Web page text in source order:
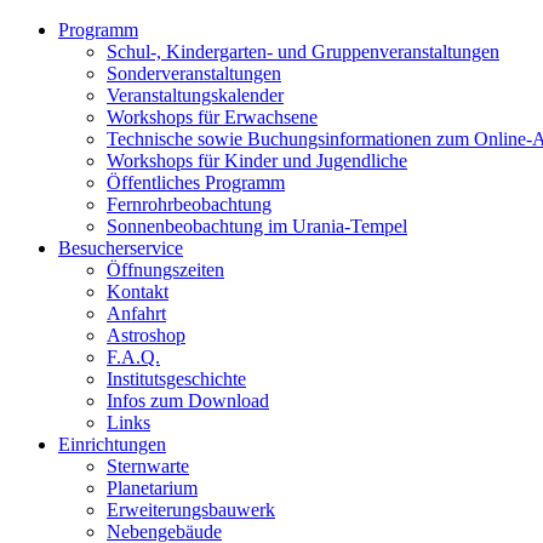
Programm
Schul-, Kindergarten- und Gruppenveranstaltungen
Sonderveranstaltungen
Veranstaltungskalender
Workshops für Erwachsene
Technische sowie Buchungsinformationen zum Online-
Workshops für Kinder und Jugendliche
Öffentliches Programm
Fernrohrbeobachtung
Sonnenbeobachtung im Urania-Tempel
Besucherservice
Öffnungszeiten
Kontakt
Anfahrt
Astroshop
F.A.Q.
Institutsgeschichte
Infos zum Download
Links
Einrichtungen
Sternwarte
Planetarium
Erweiterungsbauwerk
Nebengebäude